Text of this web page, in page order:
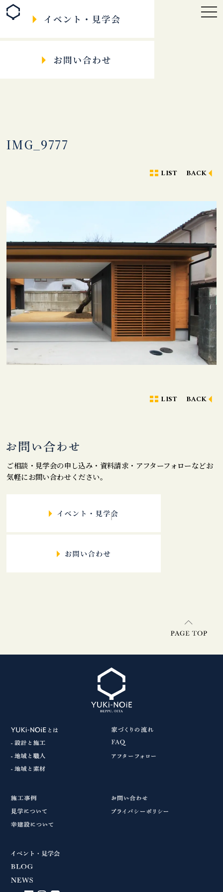
IMG_9777
LIST BACK
LIST BACK
ご相談・見学会の申し込み・資料請求・アフターフォローなどお
気軽にお問い合わせください。